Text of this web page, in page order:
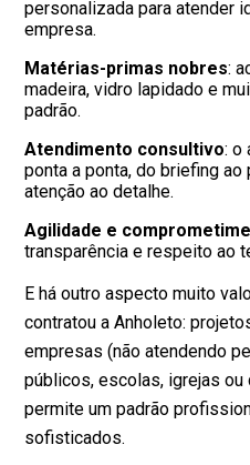
personalizada para atender
empresa.
Matérias-primas nobres:
madeira, vidro lapidado e
padrão.
Atendimento consultivo: o
ponta a ponta, do briefing
atenção ao detalhe.
Agilidade e
transparência e respeito ao
E há outro aspecto muito
contratou a Anholeto:
empresas (não atendendo
públicos, escolas, igrejas
permite um padrão
sofisticados.